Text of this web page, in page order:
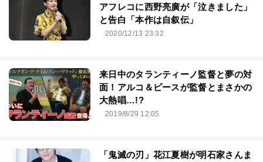
アフレコに西野亮廣が「泣きました」
と告白「本作は自叙伝」
2020/12/13 23:32
来日中のタランティーノ監督と夢の対
面！アルコ＆ピースが監督とまさかの
大熱唱…!?
2019/8/29 12:05
「鬼滅の刃」花江夏樹が明石家さんま